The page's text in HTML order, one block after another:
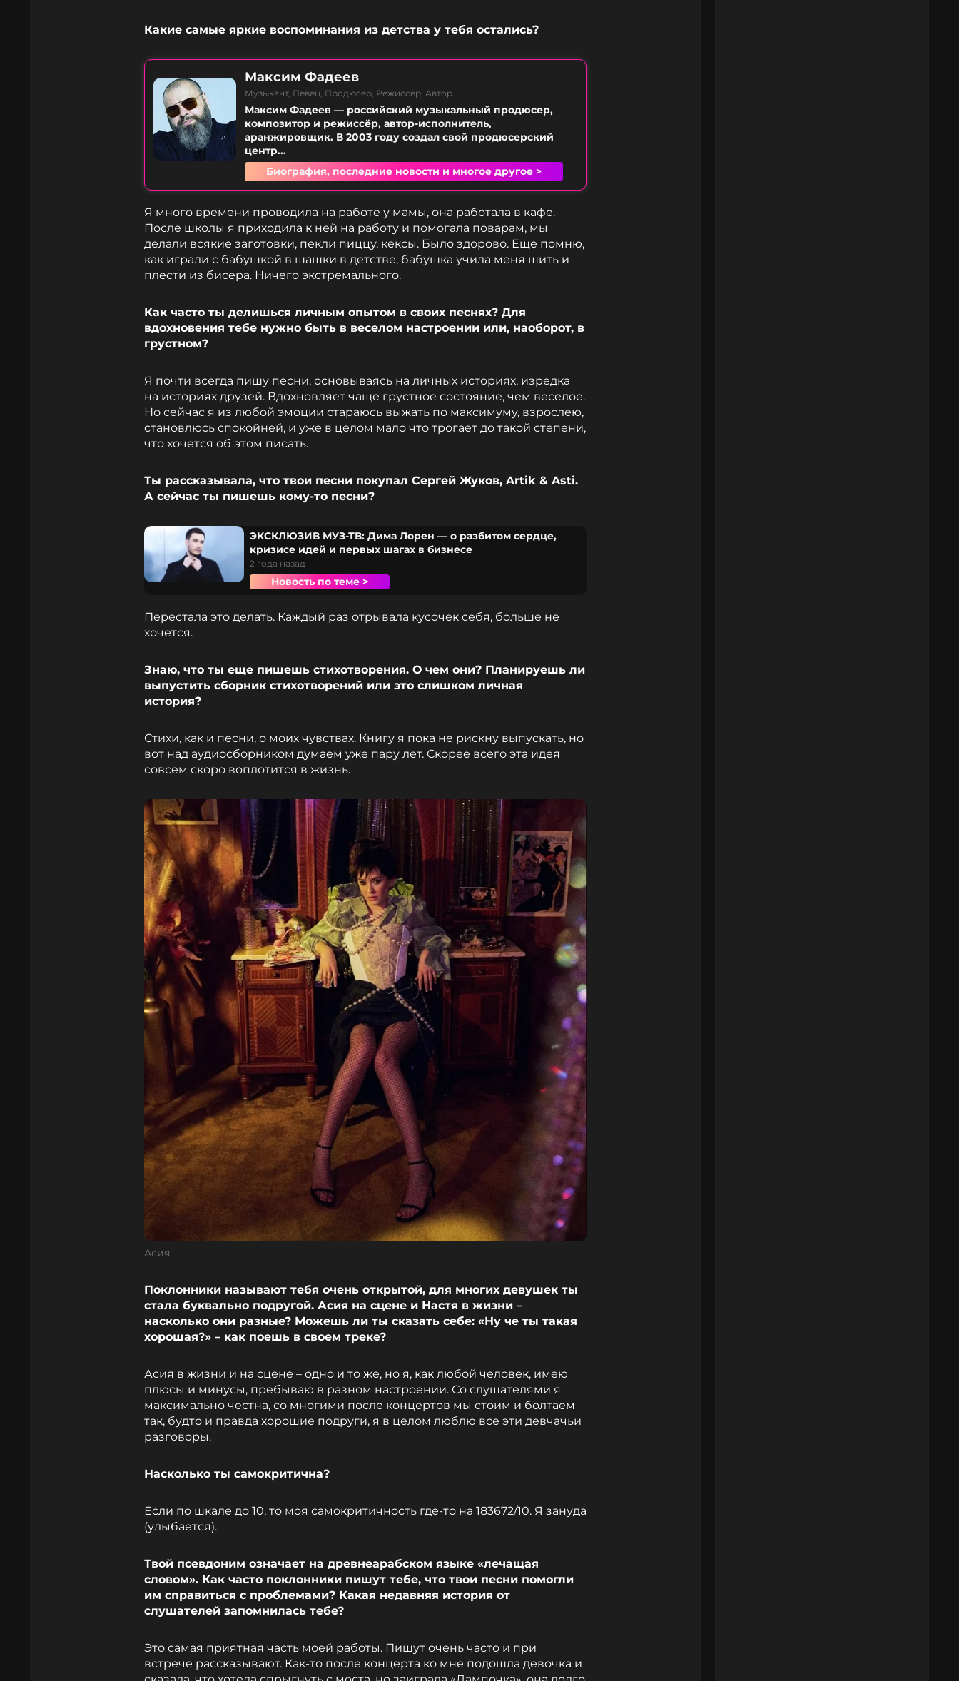
Какие самые яркие воспоминания из детства у тебя остались?
Максим Фадеев
Музыкант, Певец, Продюсер, Режиссер, Автор
Максим Фадеев — российский музыкальный продюсер,
композитор и режиссёр, автор-исполнитель,
аранжировщик. В 2003 году создал свой продюсерский
центр...
Биография, последние новости и многое другое >
Я много времени проводила на работе у мамы, она работала в кафе.
После школы я приходила к ней на работу и помогала поварам, мы
делали всякие заготовки, пекли пиццу, кексы. Было здорово. Еще помню,
как играли с бабушкой в шашки в детстве, бабушка учила меня шить и
плести из бисера. Ничего экстремального.
Как часто ты делишься личным опытом в своих песнях? Для
вдохновения тебе нужно быть в веселом настроении или, наоборот, в
грустном?
Я почти всегда пишу песни, основываясь на личных историях, изредка
на историях друзей. Вдохновляет чаще грустное состояние, чем веселое.
Но сейчас я из любой эмоции стараюсь выжать по максимуму, взрослею,
становлюсь спокойней, и уже в целом мало что трогает до такой степени,
что хочется об этом писать.
Ты рассказывала, что твои песни покупал Сергей Жуков, Artik & Asti.
А сейчас ты пишешь кому-то песни?
ЭКСКЛЮЗИВ МУЗ-ТВ: Дима Лорен — о разбитом сердце,
кризисе идей и первых шагах в бизнесе
2 года назад
Новость по теме >
Перестала это делать. Каждый раз отрывала кусочек себя, больше не
хочется.
Знаю, что ты еще пишешь стихотворения. О чем они? Планируешь ли
выпустить сборник стихотворений или это слишком личная
история?
Стихи, как и песни, о моих чувствах. Книгу я пока не рискну выпускать, но
вот над аудиосборником думаем уже пару лет. Скорее всего эта идея
совсем скоро воплотится в жизнь.
Асия
Поклонники называют тебя очень открытой, для многих девушек ты
стала буквально подругой. Асия на сцене и Настя в жизни –
насколько они разные? Можешь ли ты сказать себе: «Ну че ты такая
хорошая?» – как поешь в своем треке?
Асия в жизни и на сцене – одно и то же, но я, как любой человек, имею
плюсы и минусы, пребываю в разном настроении. Со слушателями я
максимально честна, со многими после концертов мы стоим и болтаем
так, будто и правда хорошие подруги, я в целом люблю все эти девчачьи
разговоры.
Насколько ты самокритична?
Если по шкале до 10, то моя самокритичность где-то на 183672/10. Я зануда
(улыбается).
Твой псевдоним означает на древнеарабском языке «лечащая
словом». Как часто поклонники пишут тебе, что твои песни помогли
им справиться с проблемами? Какая недавняя история от
слушателей запомнилась тебе?
Это самая приятная часть моей работы. Пишут очень часто и при
встрече рассказывают. Как-то после концерта ко мне подошла девочка и